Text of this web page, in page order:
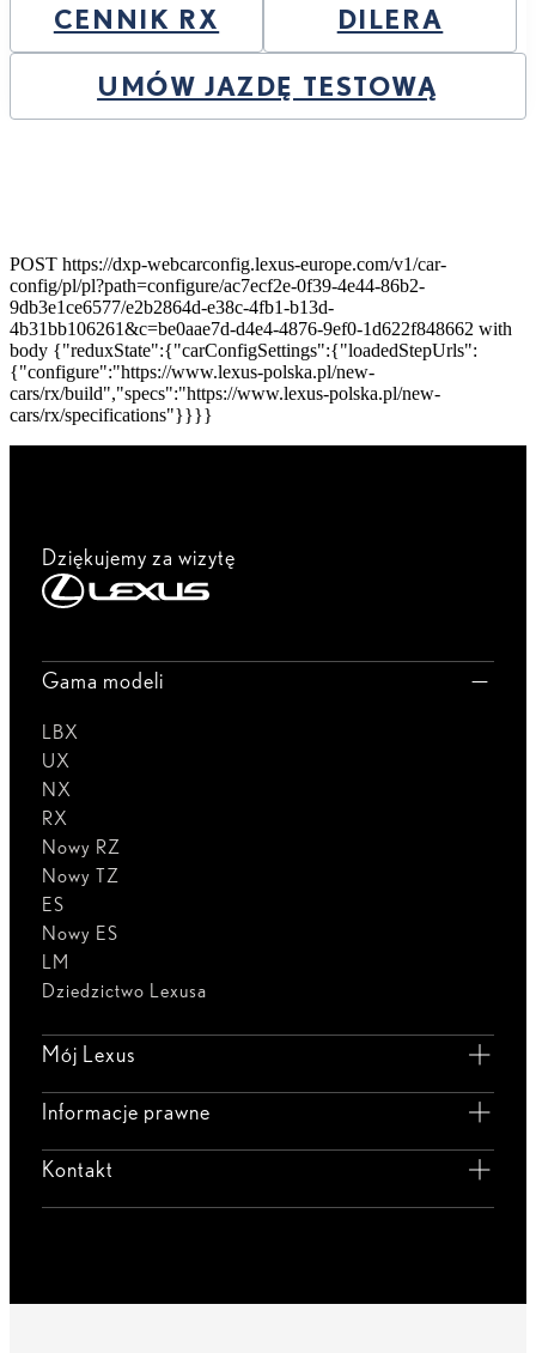
CENNIK RX
DILERA
UMÓW JAZDĘ TESTOWĄ
POST https://dxp-webcarconfig.lexus-europe.com/v1/car-
config/pl/pl?path=configure/ac7ecf2e-0f39-4e44-86b2-
9db3e1ce6577/e2b2864d-e38c-4fb1-b13d-
4b31bb106261&c=be0aae7d-d4e4-4876-9ef0-1d622f848662 with
body {"reduxState":{"carConfigSettings":{"loadedStepUrls":
{"configure":"https://www.lexus-polska.pl/new-
cars/rx/build","specs":"https://www.lexus-polska.pl/new-
cars/rx/specifications"}}}}
Dziękujemy za wizytę
Gama modeli
LBX
UX
NX
RX
Nowy RZ
Nowy TZ
ES
Nowy ES
LM
Dziedzictwo Lexusa
Mój Lexus
Informacje prawne
Kontakt